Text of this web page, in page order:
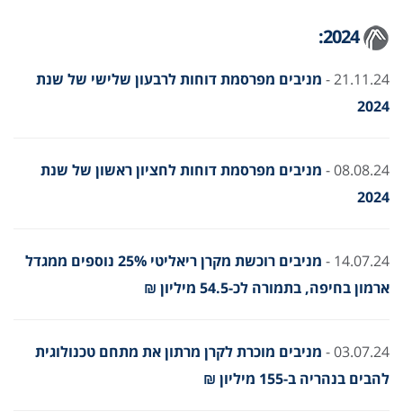
2024:
21.11.24 -
מניבים מפרסמת דוחות לרבעון שלישי של שנת
2024
08.08.24 -
מניבים מפרסמת דוחות לחציון ראשון של שנת
2024
14.07.24 -
מניבים רוכשת מקרן ריאליטי 25% נוספים ממגדל
ארמון בחיפה, בתמורה לכ-54.5 מיליון ₪
03.07.24 -
מניבים מוכרת לקרן מרתון את מתחם טכנולוגית
להבים בנהריה ב-155 מיליון ₪